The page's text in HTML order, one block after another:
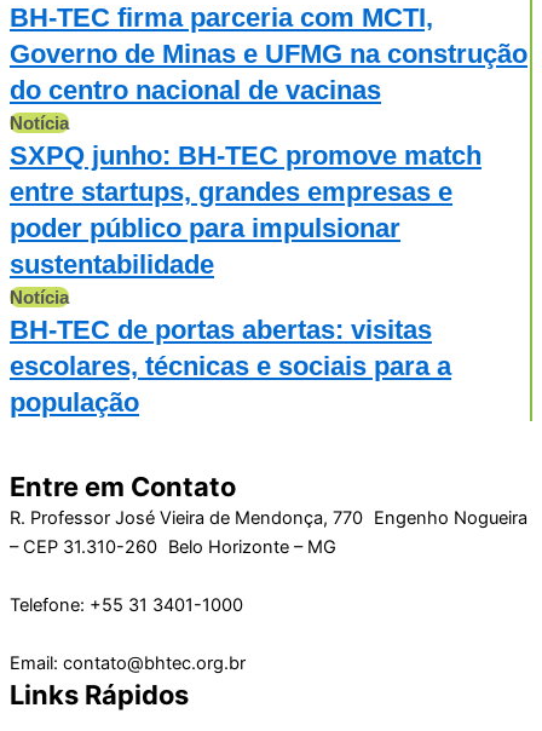
BH-TEC firma parceria com MCTI,
Governo de Minas e UFMG na construção
do centro nacional de vacinas
Notícia
SXPQ junho: BH-TEC promove match
entre startups, grandes empresas e
poder público para impulsionar
sustentabilidade
Notícia
BH-TEC de portas abertas: visitas
escolares, técnicas e sociais para a
população
Entre em Contato
R. Professor José Vieira de Mendonça, 770 Engenho Nogueira
– CEP 31.310-260 Belo Horizonte – MG
Telefone: +55 31 3401-1000
Email: contato@bhtec.org.br
Links Rápidos